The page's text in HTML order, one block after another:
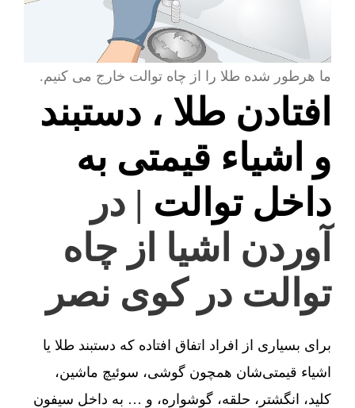
ما هرطور شده طلا را از چاه توالت خارج می کنیم.
افتادن طلا ، دستبند
و اشیاء قیمتی به
داخل توالت | در
آوردن اشیا از چاه
توالت در کوی نصر
برای بسیاری از افراد اتفاق افتاده که دستبند طلا یا
اشیاء قیمتی‌شان همچون گوشی، سوئیچ ماشین،
کلید، انگشتر، حلقه، گوشواره، و … به داخل سیفون